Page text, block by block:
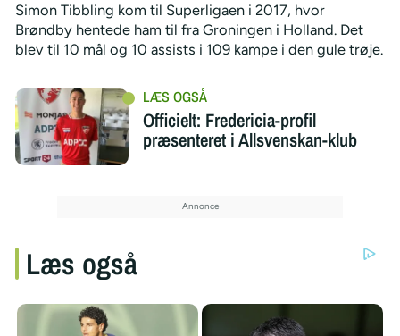
Simon Tibbling kom til Superligaen i 2017, hvor
Brøndby hentede ham til fra Groningen i Holland. Det
blev til 10 mål og 10 assists i 109 kampe i den gule trøje.
Officielt: Fredericia-profil
præsenteret i Allsvenskan-klub